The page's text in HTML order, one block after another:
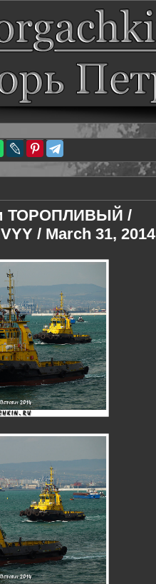
ТОРОПЛИВЫЙ /
/ March 31, 2014